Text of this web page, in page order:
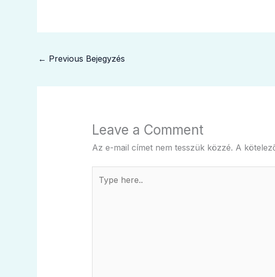
← Previous Bejegyzés
Leave a Comment
Az e-mail címet nem tesszük közzé. A
here..